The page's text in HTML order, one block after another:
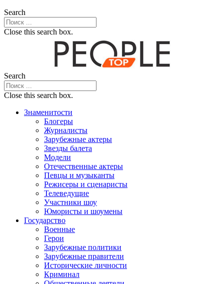
Search
Close this search box.
Search
Close this search box.
Знаменитости
Блогеры
Журналисты
Зарубежные актеры
Звезды балета
Модели
Отечественные актеры
Певцы и музыканты
Режисеры и сценаристы
Телеведущие
Участники шоу
Юмористы и шоумены
Государство
Военные
Герои
Зарубежные политики
Зарубежные правители
Исторические личности
Криминал